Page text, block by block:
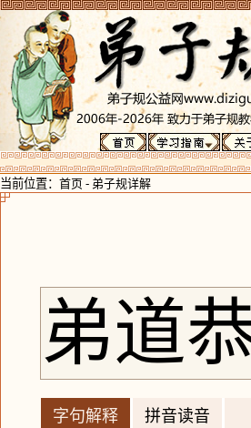
当前位置： 首页 - 弟子规详解
弟道
字句解释 拼音读音